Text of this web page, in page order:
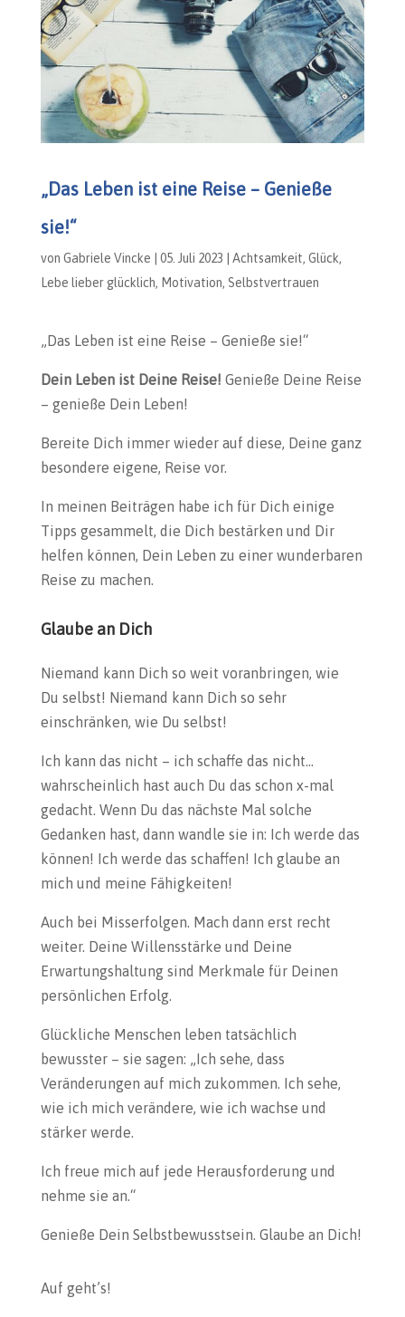
„Das Leben ist eine Reise – Genieße
sie!“
von Gabriele Vincke 05. Juli 2023 Achtsamkeit, Glück,
Lebe lieber glücklich, Motivation, Selbstvertrauen
„Das Leben ist eine Reise – Genieße sie!“
Dein Leben ist Deine Reise! Genieße Deine Reise
– genieße Dein Leben!
Bereite Dich immer wieder auf diese, Deine ganz
besondere eigene, Reise vor.
In meinen Beiträgen habe ich für Dich einige
Tipps gesammelt, die Dich bestärken und Dir
helfen können, Dein Leben zu einer wunderbaren
Reise zu machen.
Glaube an Dich
Niemand kann Dich so weit voranbringen, wie
Du selbst! Niemand kann Dich so sehr
einschränken, wie Du selbst!
Ich kann das nicht – ich schaffe das nicht…
wahrscheinlich hast auch Du das schon x-mal
gedacht. Wenn Du das nächste Mal solche
Gedanken hast, dann wandle sie in: Ich werde das
können! Ich werde das schaffen! Ich glaube an
mich und meine Fähigkeiten!
Auch bei Misserfolgen. Mach dann erst recht
weiter. Deine Willensstärke und Deine
Erwartungshaltung sind Merkmale für Deinen
persönlichen Erfolg.
Glückliche Menschen leben tatsächlich
bewusster – sie sagen: „Ich sehe, dass
Veränderungen auf mich zukommen. Ich sehe,
wie ich mich verändere, wie ich wachse und
stärker werde.
Ich freue mich auf jede Herausforderung und
nehme sie an.“
Genieße Dein Selbstbewusstsein. Glaube an Dich!
Auf geht’s!